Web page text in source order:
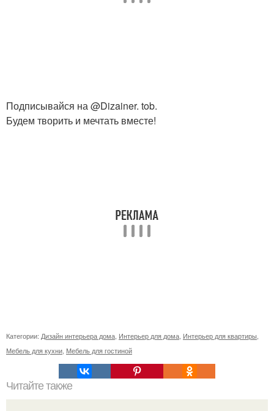
Подписывайся на @Dizainer. tob.
Будем творить и мечтать вместе!
Категории: Дизайн интерьера дома Интерьер для дома Интерьер для квартиры
Мебель для кухни Мебель для гостиной
Читайте также